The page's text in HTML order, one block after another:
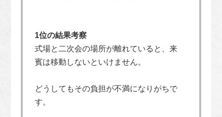
1位の結果考察
式場と二次会の場所が離れていると、来
賓は移動しないといけません。
どうしてもその負担が不満になりがちで
す。